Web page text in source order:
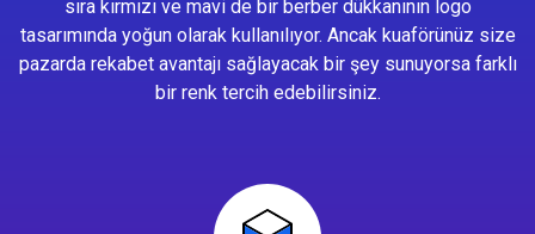
sıra kırmızı ve mavi de bir berber dükkanının logo
tasarımında yoğun olarak kullanılıyor. Ancak kuaförünüz size
pazarda rekabet avantajı sağlayacak bir şey sunuyorsa farklı
bir renk tercih edebilirsiniz.